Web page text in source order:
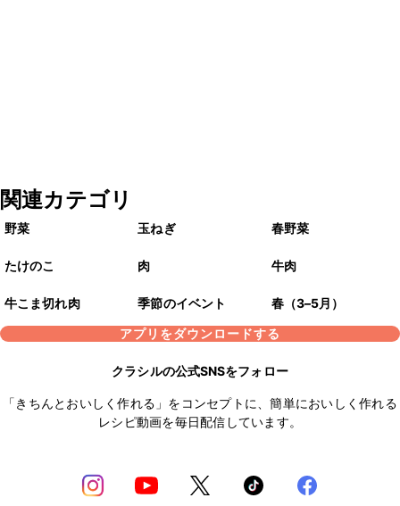
関連カテゴリ
野菜 玉ねぎ 春野菜
たけのこ 肉 牛肉
牛こま切れ肉 季節のイベント
春（3–5月）
アプリをダウンロードする
クラシルの公式SNSをフォロー
「きちんとおいしく作れる」をコンセプトに、簡単においしく作れる
レシピ動画を毎日配信しています。